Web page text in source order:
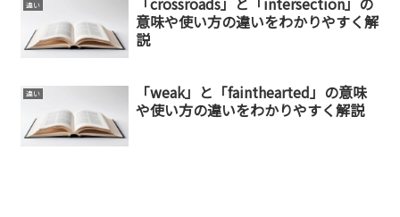
違い
意味や使い方の違いをわかりやすく解
説
違い
「weak」と「fainthearted」の意味
や使い方の違いをわかりやすく解説